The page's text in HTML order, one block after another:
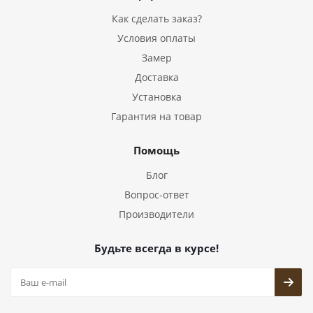
Как сделать заказ?
Условия оплаты
Замер
Доставка
Установка
Гарантия на товар
Помощь
Блог
Вопрос-ответ
Производители
Будьте всегда в курсе!